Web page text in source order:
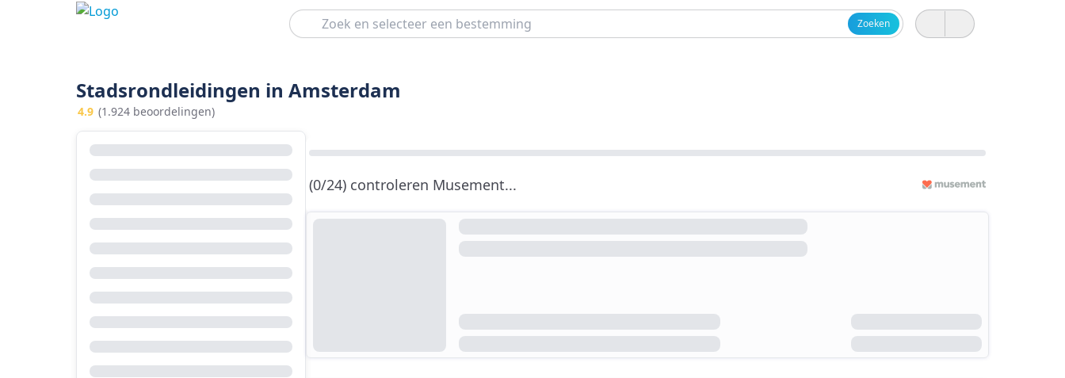
Zoeken
Zoeken
Stadsrondleidingen in Amsterdam
4.9 (1.924 beoordelingen)
(0/24) controleren Musement...